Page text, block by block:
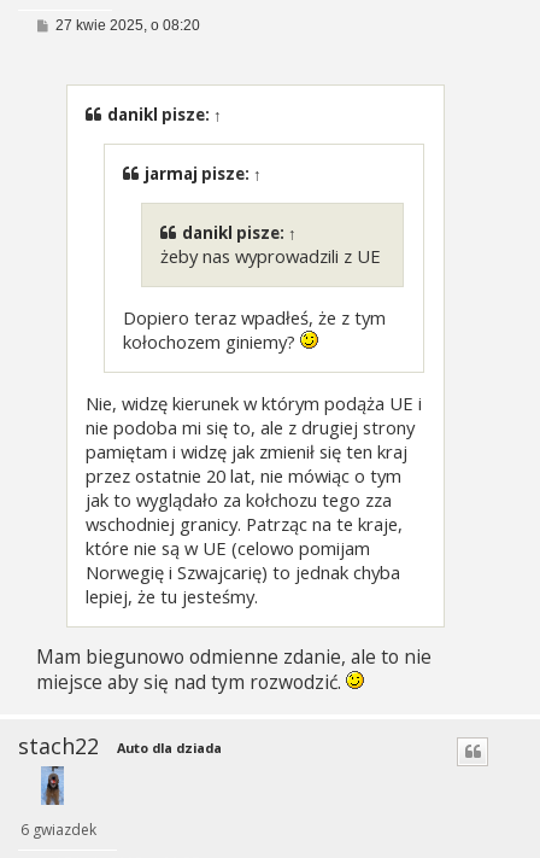
P27 kwie 2025, o 08:20
danikl pisze: ↑
jarmaj pisze: ↑
danikl pisze: ↑
żeby nas wyprowadzili z UE
Dopiero teraz wpadłeś, że z tym
kołochozem giniemy?
Nie, widzę kierunek w którym podąża UE i
nie podoba mi się to, ale z drugiej strony
pamiętam i widzę jak zmienił się ten kraj
przez ostatnie 20 lat, nie mówiąc o tym
jak to wyglądało za kołchozu tego zza
wschodniej granicy. Patrząc na te kraje,
które nie są w UE (celowo pomijam
Norwegię i Szwajcarię) to jednak chyba
lepiej, że tu jesteśmy.
Mam biegunowo odmienne zdanie, ale to nie
miejsce aby się nad tym rozwodzić.
stach22
6 gwiazdek
Auto dla dziada